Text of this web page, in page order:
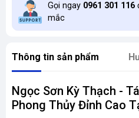
Gọi ngay 0961 301 116
mắc
Thông tin sản phẩm
Ngọc Sơn Kỳ Thạch -
Phong Thủy Đỉnh Cao